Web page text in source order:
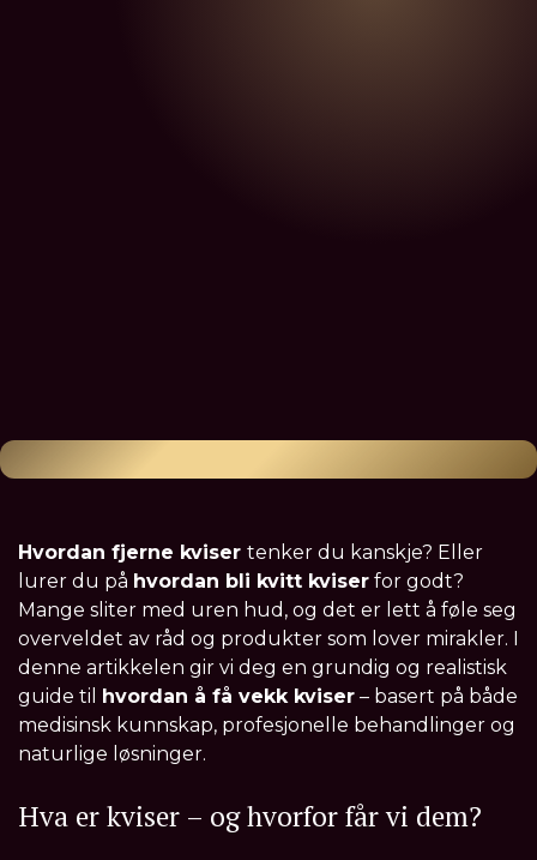
Hvordan fjerne kviser tenker du kanskje? Eller
lurer du på hvordan bli kvitt kviser for godt?
Mange sliter med uren hud, og det er lett å føle seg
overveldet av råd og produkter som lover mirakler. I
denne artikkelen gir vi deg en grundig og realistisk
guide til hvordan å få vekk kviser – basert på både
medisinsk kunnskap, profesjonelle behandlinger og
naturlige løsninger.
Hva er kviser – og hvorfor får vi dem?